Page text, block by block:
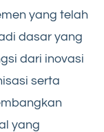
yang telah
dasar yang
dari inovasi
serta
yang